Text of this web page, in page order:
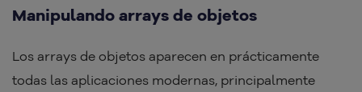
Manipulando arrays de objetos
Los arrays de objetos aparecen en prácticamente
todas las aplicaciones modernas, principalmente